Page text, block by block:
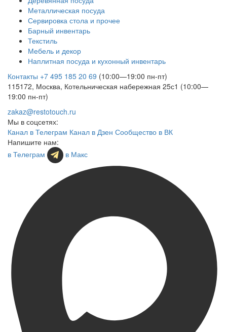
Металлическая посуда
Сервировка стола и прочее
Барный инвентарь
Текстиль
Мебель и декор
Наплитная посуда и кухонный инвентарь
Контакты +7 495 185 20 69 (10:00—19:00 пн-пт)
115172, Москва, Котельническая набережная 25с1 (10:00—
19:00 пн-пт)
zakaz@restotouch.ru
Мы в соцсетях:
Канал в Телеграм Канал в Дзен Сообщество в ВК
Напишите нам:
в Телеграм
в Макс